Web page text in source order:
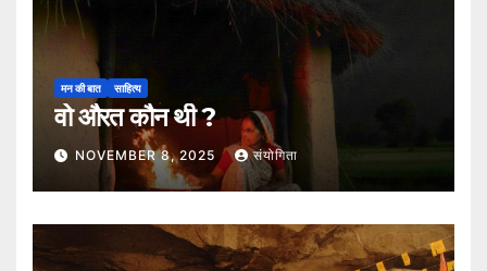
मन की बात साहित्य
वो औरत कौन थी ?
NOVEMBER 8, 2025 संयोगिता